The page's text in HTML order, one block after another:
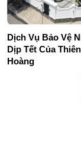
Dịch Vụ Bảo Vệ
Dịp Tết Của
Hoàng